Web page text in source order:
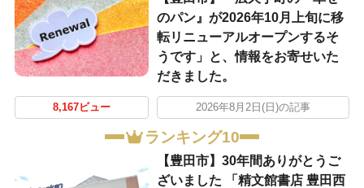
のパン』が2026年10月上旬に移
転リニューアルオープンするそ
うです」と、情報をお寄せいた
だきました。
8,167ビュー 2026年8月2日(日)の記事
ランキング10
【豊田市】30年間ありがとうご
ざいました 「精文館書店 豊田西